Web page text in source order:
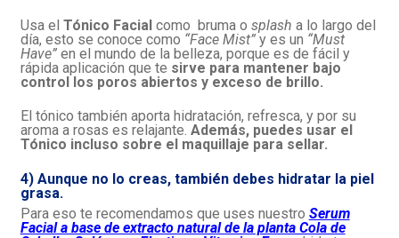
Usa el Tónico Facialcomo bruma o splash a lo largo del
día, esto se conoce como “Face Mist”y es un “Must
Have”en el mundo de la belleza, porque es de fácil y
rápida aplicación que te sirve para mantener bajo
control los poros abiertos y exceso de brillo.
El tónico también aporta hidratación, refresca, y por su
aroma a rosas es relajante. Además, puedes usar el
Tónico incluso sobre el maquillaje para sellar.
4) Aunque no lo creas, también debes hidratar la piel
grasa.
Para eso te recomendamos que uses nuestro Serum
Facial a base de extracto natural de la planta Cola de